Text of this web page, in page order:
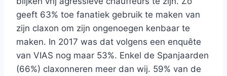
geeft 63% toe fanatiek gebruik te maken van
zijn claxon om zijn ongenoegen kenbaar te
maken. In 2017 was dat volgens een enquête
van VIAS nog maar 53%. Enkel de Spanjaarden
(66%) claxonneren meer dan wij. 59% van de